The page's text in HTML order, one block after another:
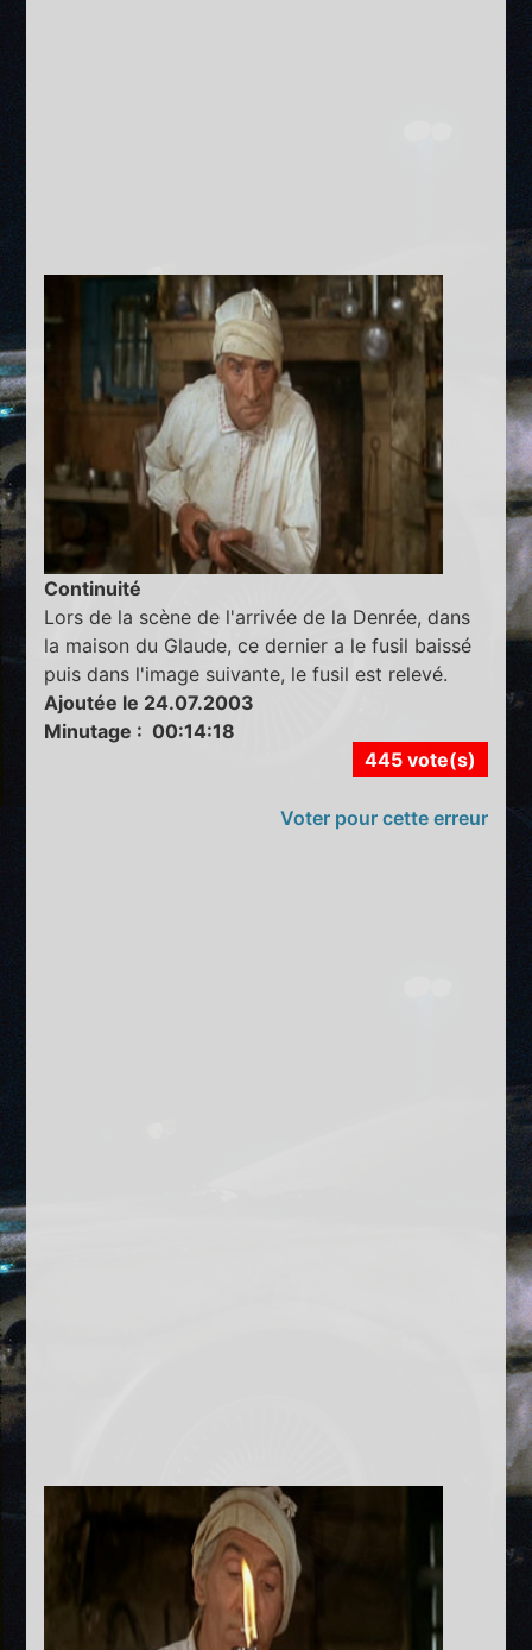
Continuité
Lors de la scène de l'arrivée de la Denrée, dans
la maison du Glaude, ce dernier a le fusil baissé
puis dans l'image suivante, le fusil est relevé.
Ajoutée le 24.07.2003
Minutage : 00:14:18
445 vote(s)
Voter pour cette erreur